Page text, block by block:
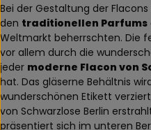
Bei der Gestaltung der
den traditionellen Parfums
Weltmarkt beherrschten. Die
vor allem durch die
jeder moderne Flacon von
hat. Das gläserne Behältnis
wunderschönen Etikett
von Schwarzlose Berlin
präsentiert sich im unteren